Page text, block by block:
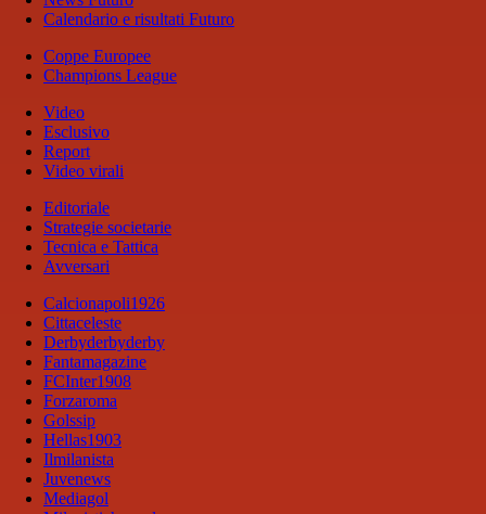
Calendario e risultati Futuro
Coppe Europee
Champions League
Video
Esclusivo
Report
Video virali
Editoriale
Strategie societarie
Tecnica e Tattica
Avversari
Calcionapoli1926
Cittaceleste
Derbyderbyderby
Fantamagazine
FCInter1908
Forzaroma
Golssip
Hellas1903
Ilmilanista
Juvenews
Mediagol